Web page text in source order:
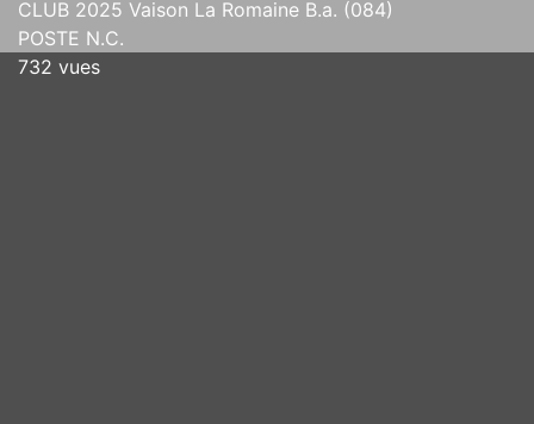
CLUB 2025 Vaison La Romaine B.a. (084)
POSTE N.C.
732 vues